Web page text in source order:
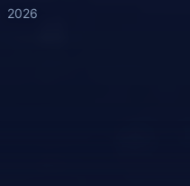
2026